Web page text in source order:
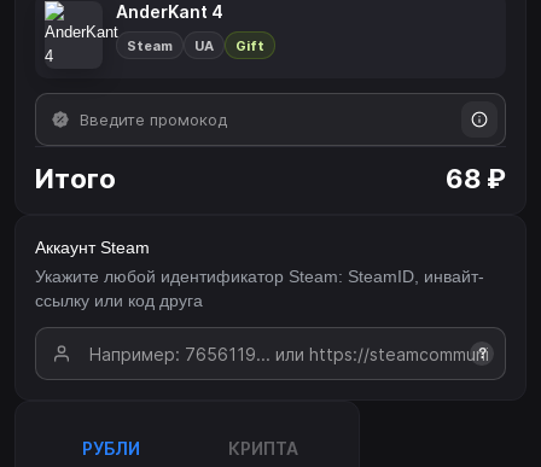
AnderKant 4
Steam UA Gift
Итого 68 ₽
Аккаунт Steam
Укажите любой идентификатор Steam: SteamID, инвайт-
ссылку или код друга
?
РУБЛИ КРИПТА